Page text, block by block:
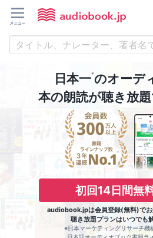
日本一※のオーデ
本の朗読が聴き放
初回14日間無
audiobook.jpは会員登録(無料)でお
聴き放題プランはいつでも
※日本マーケティングリサーチ機